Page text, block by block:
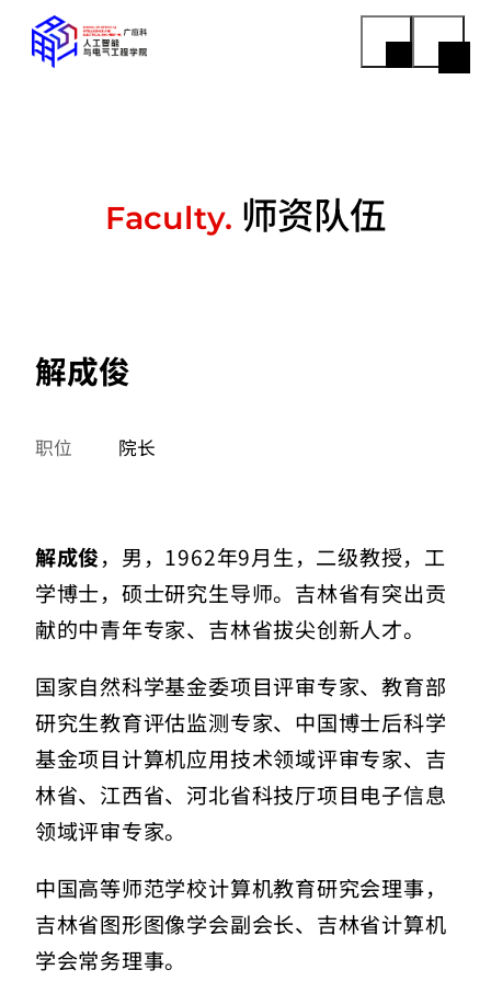
Faculty. 师资队伍
解成俊
职位 院长
解成俊，男，1962年9月生，二级教授，工
学博士，硕士研究生导师。吉林省有突出贡
献的中青年专家、吉林省拔尖创新人才。
国家自然科学基金委项目评审专家、教育部
研究生教育评估监测专家、中国博士后科学
基金项目计算机应用技术领域评审专家、吉
林省、江西省、河北省科技厅项目电子信息
领域评审专家。
中国高等师范学校计算机教育研究会理事，
吉林省图形图像学会副会长、吉林省计算机
学会常务理事。